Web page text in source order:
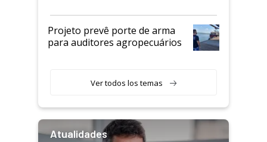
Projeto prevê porte de arma
para auditores agropecuários
Ver todos los temas
Atualidades